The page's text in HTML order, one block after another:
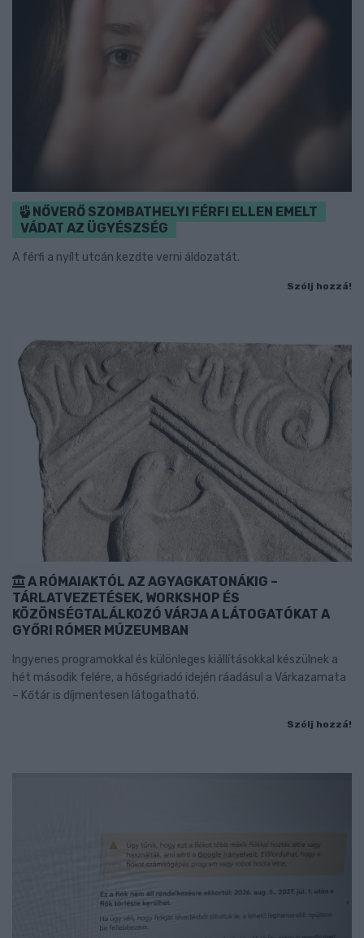
NŐVERŐ SZOMBATHELYI FÉRFI ELLEN EMELT
VÁDAT AZ ÜGYÉSZSÉG
A férfi a nyílt utcán kezdte verni áldozatát.
Szólj hozzá!
A RÓMAIAKTÓL AZ AGYAGKATONÁKIG –
TÁRLATVEZETÉSEK, WORKSHOP ÉS
KÖZÖNSÉGTALÁLKOZÓ VÁRJA A LÁTOGATÓKAT A
GYŐRI RÓMER MÚZEUMBAN
Ingyenes programokkal és különleges kiállításokkal készülnek a
hét második felére, a hőségriadó idején ráadásul a Várkazamata
– Kőtár is díjmentesen látogatható.
Szólj hozzá!